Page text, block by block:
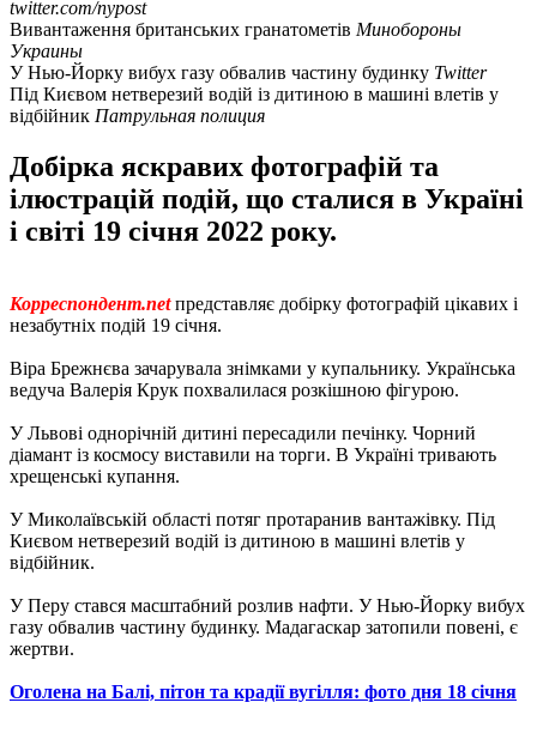
twitter.com/nypost
Вивантаження британських гранатометів Минобороны
Украины
У Нью-Йорку вибух газу обвалив частину будинку Twitter
Під Києвом нетверезий водій із дитиною в машині влетів у
відбійник Патрульная полиция
Добірка яскравих фотографій та
ілюстрацій подій, що сталися в Україні
і світі 19 січня 2022 року.
Корреспондент.netпредставляє добірку фотографій цікавих і
незабутніх подій 19 січня.
Віра Брежнєва зачарувала знімками у купальнику. Українська
ведуча Валерія Крук похвалилася розкішною фігурою.
У Львові однорічній дитині пересадили печінку. Чорний
діамант із космосу виставили на торги. В Україні тривають
хрещенські купання.
У Миколаївській області потяг протаранив вантажівку. Під
Києвом нетверезий водій із дитиною в машині влетів у
відбійник.
У Перу стався масштабний розлив нафти. У Нью-Йорку вибух
газу обвалив частину будинку. Мадагаскар затопили повені, є
жертви.
Оголена на Балі, пітон та крадії вугілля: фото дня 18 січня